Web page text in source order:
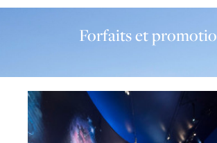
Forfaits et